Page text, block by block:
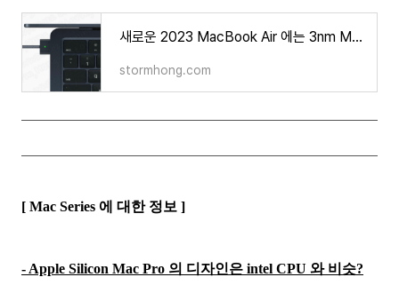
새로운 2023 MacBook Air 에는 3nm M3 칩을 탑재할지도 모른다는 정보가 나타났다?
stormhong.com
[ Mac Series 에 대한 정보 ]
- Apple Silicon Mac Pro 의 디자인은 intel CPU 와 비슷?